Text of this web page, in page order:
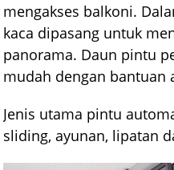
mengakses balkoni.
kaca dipasang untuk
panorama. Daun pintu
mudah dengan bantuan
Jenis utama pintu
sliding, ayunan, lipatan